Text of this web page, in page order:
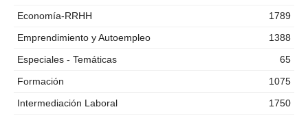
Economía-RRHH
1789
Emprendimiento y Autoempleo
1388
Especiales - Temáticas
65
Formación
1075
Intermediación Laboral
1750